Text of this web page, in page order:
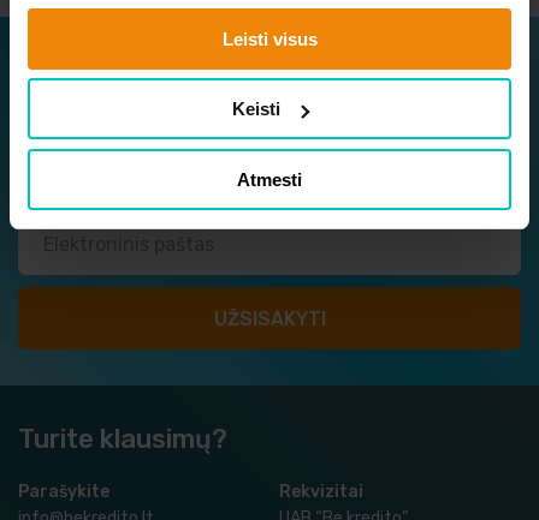
Leisti visus
Keisti
Atmesti
Užsisakykite naujienlaiškį
Sužinokite apie naujausius ir geriausius pasiūlymus
vieni pirmųjų!
Turite klausimų?
Parašykite
Rekvizitai